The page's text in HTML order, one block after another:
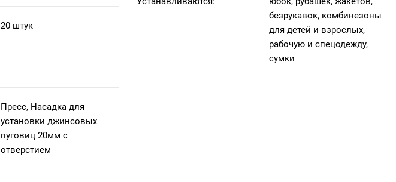
20 штук
Пресс, Насадка для
установки джинсовых
пуговиц 20мм с
отверстием
безрукавок, комбинезоны
для детей и взрослых,
рабочую и спецодежду,
сумки